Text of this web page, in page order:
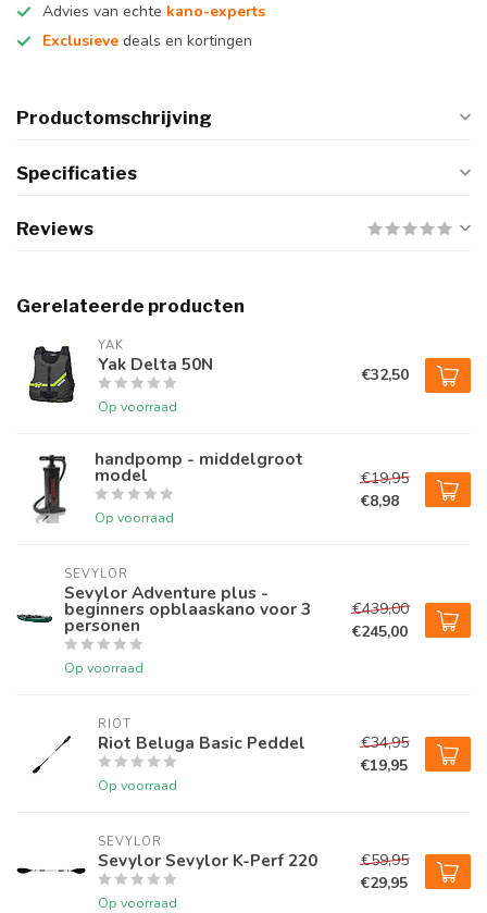
Advies van echte kano-experts
Exclusieve deals en kortingen
Productomschrijving
Specificaties
Reviews
Gerelateerde producten
YAK
Yak Delta 50N
Op voorraad
€32,50
handpomp - middelgroot
model
Op voorraad
€19,95
€8,98
SEVYLOR
Sevylor Adventure plus -
beginners opblaaskano voor 3
personen
Op voorraad
€439,00
€245,00
RIOT
Riot Beluga Basic Peddel
Op voorraad
€34,95
€19,95
SEVYLOR
Sevylor Sevylor K-Perf 220
Op voorraad
€59,95
€29,95